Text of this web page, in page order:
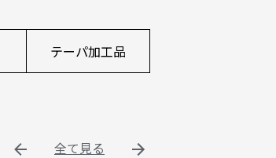
テーパ加工品
全て見る